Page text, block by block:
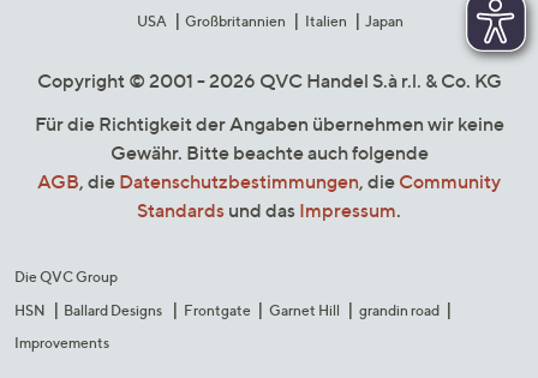
USA
Großbritannien Italien Japan
Copyright © 2001 - 2026 QVC Handel S.à r.l. & Co. KG
Für die Richtigkeit der Angaben übernehmen wir keine
Gewähr. Bitte beachte auch folgende
AGB, die Datenschutzbestimmungen, die Community
Standards und das Impressum.
Die QVC Group
HSN
Ballard Designs Frontgate Garnet Hill
grandin road
Improvements